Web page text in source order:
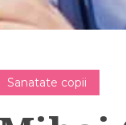
Sanatate copii